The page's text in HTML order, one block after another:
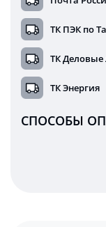
ТК ПЭК по
ТК
ТК Энергия
СПОСОБЫ